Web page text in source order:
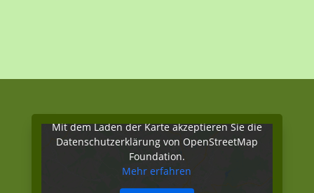
Mit dem Laden der Karte akzeptieren Sie die
Datenschutzerklärung von OpenStreetMap
Foundation.
Mehr erfahren